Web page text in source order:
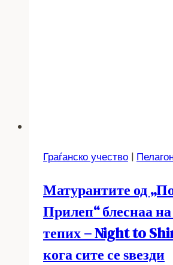
Граѓанско учество |
Матурантите од
Прилеп“ блеснаа
тепих – Night to
кога сите се ѕвезди